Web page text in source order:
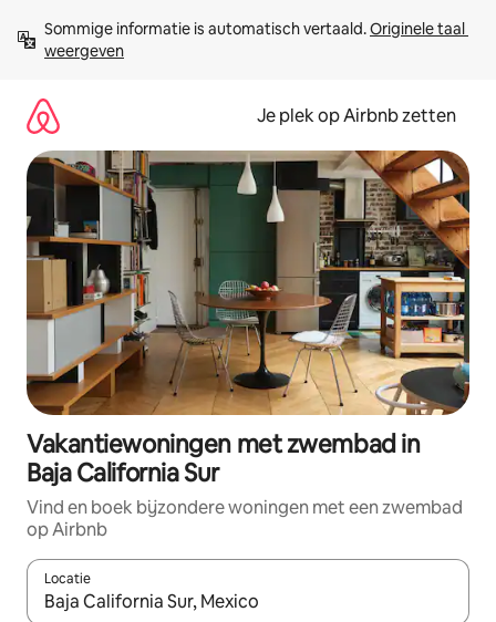
direct
naar
Sommige informatie is automatisch vertaald. Originele taal
weergeven
Je plek op Airbnb zetten
Vakantiewoningen met zwembad in
Baja California Sur
Vind en boek bijzondere woningen met een zwembad
op Airbnb
Locatie
Wanneer er resultaten beschikbaar zijn, maak je een keuze